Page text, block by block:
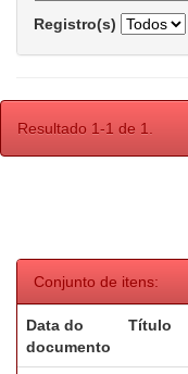
Registro(s)
Resultado 1-1 de 1.
Conjunto de itens:
Data do
documento
Título